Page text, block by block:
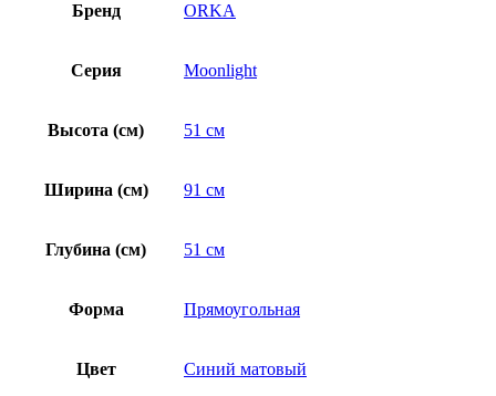
Бренд ORKA
Серия Moonlight
Высота (см) 51 см
Ширина (см) 91 см
Глубина (см) 51 см
Форма Прямоугольная
Цвет Синий матовый